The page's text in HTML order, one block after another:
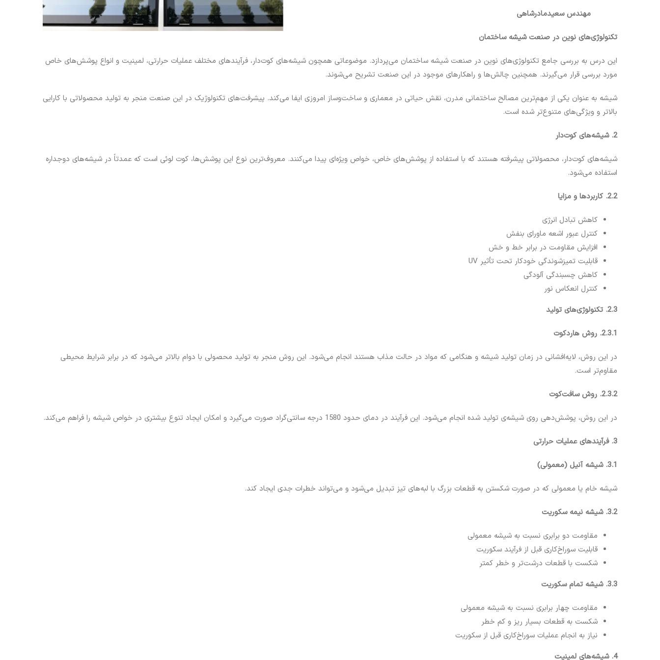
مهندس سعیدمادرشاهی
تکنولوژی‌های نوین در صنعت شیشه ساختمان
این درس به بررسی جامع تکنولوژی‌های نوین در صنعت شیشه ساختمان می‌پردازد. موضوعاتی همچون شیشه‌های کوت‌دار، فرآیندهای مختلف عملیات حرارتی، لمینیت و انواع پوشش‌های خاص
مورد بررسی قرار می‌گیرند. همچنین چالش‌ها و راهکارهای موجود در این صنعت تشریح می‌شوند.
شیشه به عنوان یکی از مهم‌ترین مصالح ساختمانی مدرن، نقش حیاتی در معماری و ساخت‌وساز امروزی ایفا می‌کند. پیشرفت‌های تکنولوژیک در این صنعت منجر به تولید محصولاتی با کارایی
بالاتر و ویژگی‌های متنوع‌تر شده است.
2. شیشه‌های کوت‌دار
شیشه‌های کوت‌دار، محصولاتی پیشرفته هستند که با استفاده از پوشش‌های خاص، خواص ویژه‌ای پیدا می‌کنند. معروف‌ترین نوع این پوشش‌ها، کوت لوئی است که عمدتاً در شیشه‌های دوجداره
استفاده می‌شود.
2.2. کاربردها و مزایا
کاهش تبادل انرژی
کنترل عبور اشعه ماورای بنفش
افزایش مقاومت در برابر خط و خش
قابلیت تمیزشوندگی خودکار تحت تأثیر UV
کاهش چسبندگی آلودگی
کنترل انعکاس نور
2.3. تکنولوژی‌های تولید
2.3.1. روش هاردکوت
در این روش، لایه‌افشانی در زمان تولید شیشه و هنگامی که مواد در حالت مذاب هستند انجام می‌شود. این روش منجر به تولید محصولی با دوام بالاتر می‌شود که در برابر شرایط محیطی
مقاوم‌تر است.
2.3.2. روش سافت‌کوت
در این روش، پوشش‌دهی روی شیشه‌ی تولید شده انجام می‌شود. این فرآیند در دمای حدود 1580 درجه سانتی‌گراد صورت می‌گیرد و امکان ایجاد تنوع بیشتری در خواص شیشه را فراهم می‌کند.
3. فرآیندهای عملیات حرارتی
3.1. شیشه آنیل (معمولی)
شیشه خام یا معمولی که در صورت شکستن به قطعات بزرگ با لبه‌های تیز تبدیل می‌شود و می‌تواند خطرات جدی ایجاد کند.
3.2. شیشه نیمه سکوریت
مقاومت دو برابری نسبت به شیشه معمولی
قابلیت سوراخ‌کاری قبل از فرآیند سکوریت
شکست با قطعات درشت‌تر و خطر کمتر
3.3. شیشه تمام سکوریت
مقاومت چهار برابری نسبت به شیشه معمولی
شکست به قطعات بسیار ریز و کم خطر
نیاز به انجام عملیات سوراخ‌کاری قبل از سکوریت
4. شیشه‌های لمینیت